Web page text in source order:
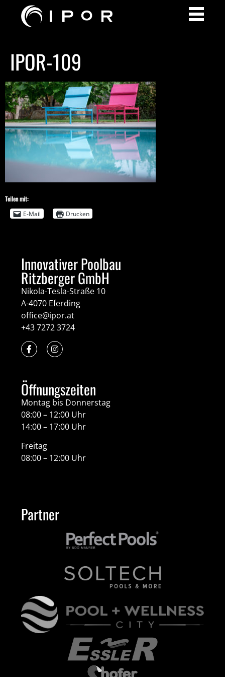
IPOR-109
Teilen mit:
E-Mail
Drucken
Innovativer Poolbau
Ritzberger GmbH
Nikola-Tesla-Straße 10
A-4070 Eferding
office@ipor.at
+43 7272 3724
Öffnungszeiten
Montag bis Donnerstag
08:00 – 12:00 Uhr
14:00 – 17:00 Uhr
Freitag
08:00 – 12:00 Uhr
Partner